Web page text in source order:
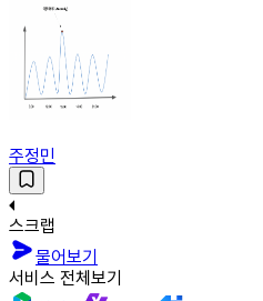
주정민
스크랩
물어보기
서비스 전체보기